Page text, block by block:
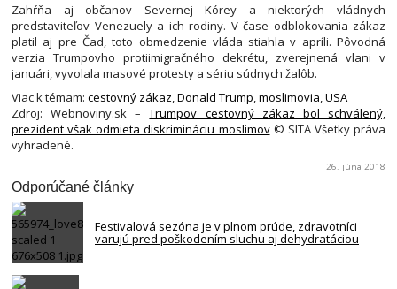
Zahŕňa aj občanov Severnej Kórey a niektorých vládnych
predstaviteľov Venezuely a ich rodiny. V čase odblokovania zákaz
platil aj pre Čad, toto obmedzenie vláda stiahla v apríli. Pôvodná
verzia Trumpovho protiimigračného dekrétu, zverejnená vlani v
januári, vyvolala masové protesty a sériu súdnych žalôb.
Viac k témam: cestovný zákaz,Donald Trump,moslimovia,USA
Zdroj: Webnoviny.sk –Trumpov cestovný zákaz bol schválený,
prezident však odmieta diskrimináciu moslimov© SITA Všetky práva
vyhradené.
26. júna 2018
Odporúčané články
Festivalová sezóna je v plnom prúde, zdravotníci
varujú pred poškodením sluchu aj dehydratáciou